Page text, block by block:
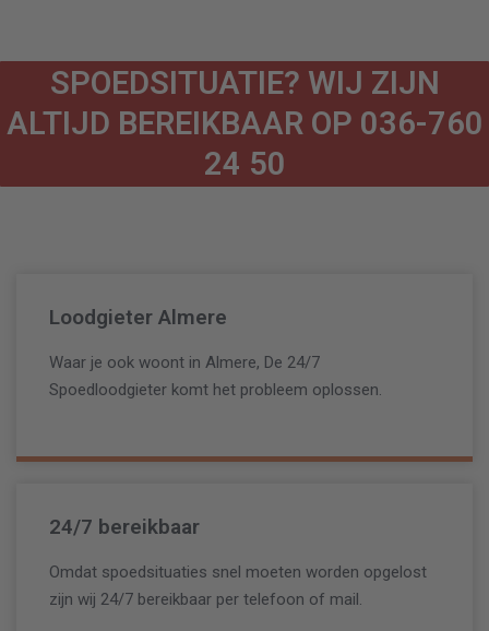
SPOEDSITUATIE? WIJ ZIJN
ALTIJD BEREIKBAAR OP 036-760
24 50
Loodgieter Almere
Waar je ook woont in Almere, De 24/7
Spoedloodgieter komt het probleem oplossen.
24/7 bereikbaar
Omdat spoedsituaties snel moeten worden opgelost
zijn wij 24/7 bereikbaar per telefoon of mail.